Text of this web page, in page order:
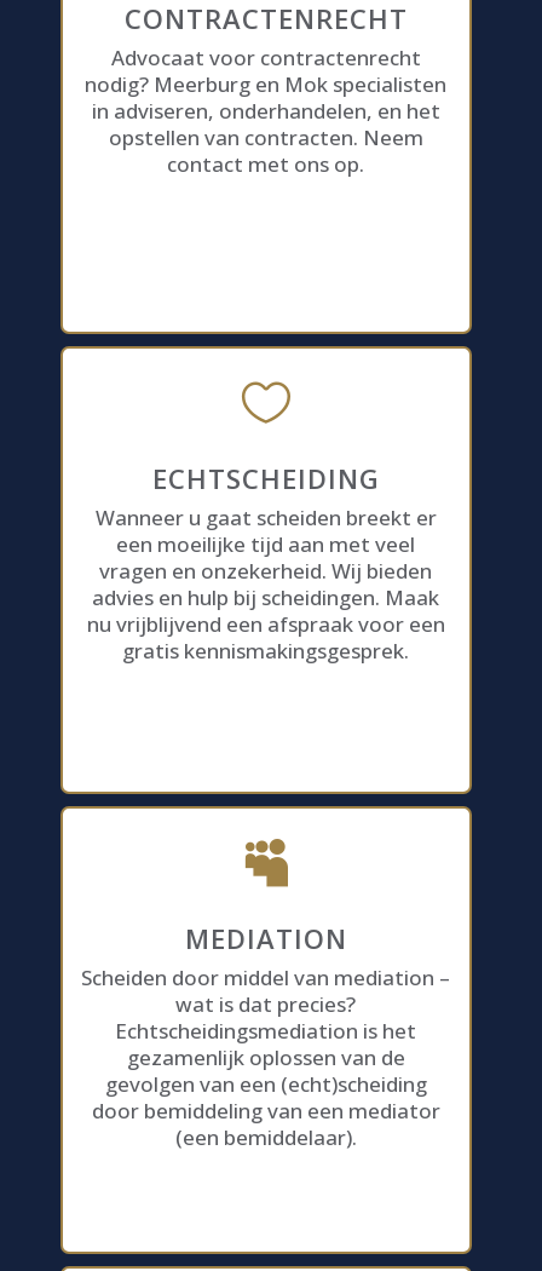
CONTRACTENRECHT
Advocaat voor contractenrecht
nodig? Meerburg en Mok specialisten
in adviseren, onderhandelen, en het
opstellen van contracten. Neem
contact met ons op.

ECHTSCHEIDING
Wanneer u gaat scheiden breekt er
een moeilijke tijd aan met veel
vragen en onzekerheid. Wij bieden
advies en hulp bij scheidingen. Maak
nu vrijblijvend een afspraak voor een
gratis kennismakingsgesprek.

MEDIATION
Scheiden door middel van mediation –
wat is dat precies?
Echtscheidingsmediation is het
gezamenlijk oplossen van de
gevolgen van een (echt)scheiding
door bemiddeling van een mediator
(een bemiddelaar).